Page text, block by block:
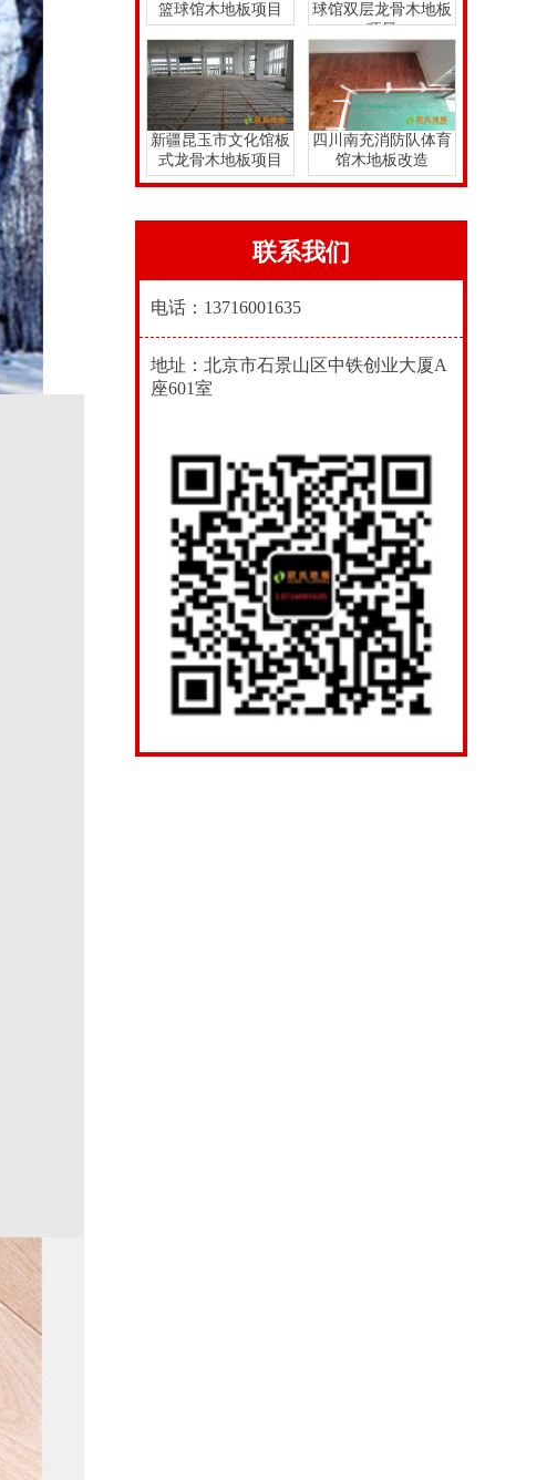
篮球馆木地板项目
球馆双层龙骨木地板
项目
新疆昆玉市文化馆板
式龙骨木地板项目
四川南充消防队体育
馆木地板改造
联系我们
电话：13716001635
地址：北京市石景山区中铁创业大厦A
座601室